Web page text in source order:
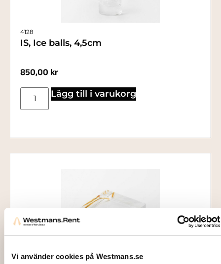
Vi använder cookies på Westmans.se
4128
IS, Ice balls, 4,5cm
850,00 kr
Lägg till i varukorg